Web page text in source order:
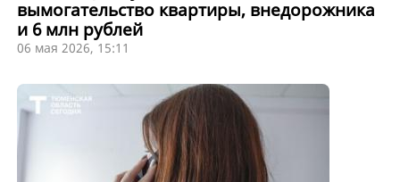
вымогательство квартиры, внедорожника
и 6 млн рублей
06 мая 2026, 15:11